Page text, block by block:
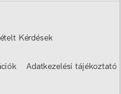
Kérdések
Adatkezelési tájékoztató